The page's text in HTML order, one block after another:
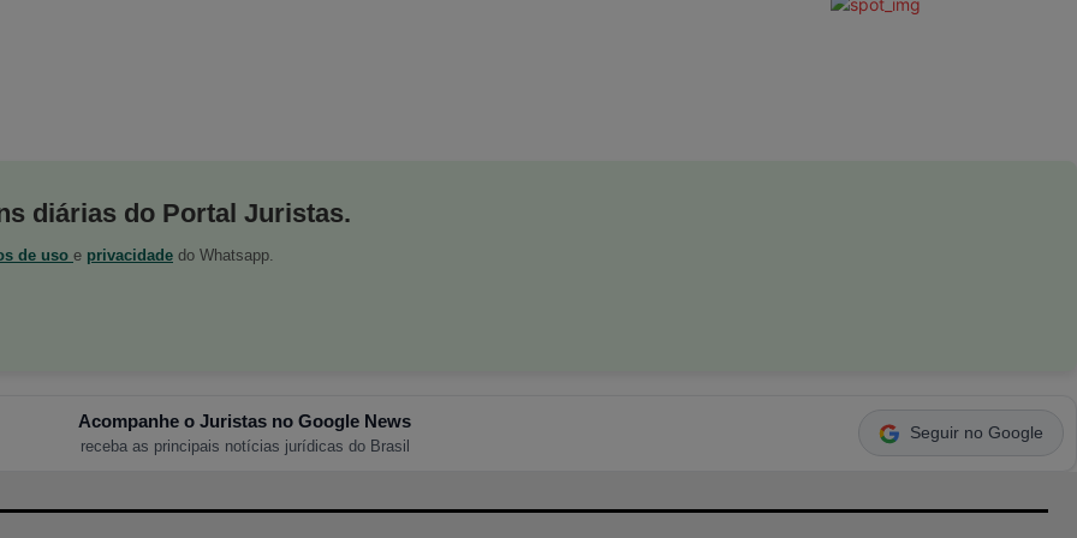
diárias do Portal Juristas.
de uso e privacidade do Whatsapp.
Acompanhe o Juristas no Google News
receba as principais notícias jurídicas do Brasil
Seguir no Google